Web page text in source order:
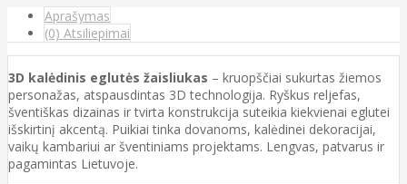
Aprašymas
(0) Atsiliepimai
3D kalėdinis eglutės žaisliukas – kruopščiai sukurtas žiemos
personažas, atspausdintas 3D technologija. Ryškus reljefas,
šventiškas dizainas ir tvirta konstrukcija suteikia kiekvienai eglutei
išskirtinį akcentą. Puikiai tinka dovanoms, kalėdinei dekoracijai,
vaikų kambariui ar šventiniams projektams. Lengvas, patvarus ir
pagamintas Lietuvoje.